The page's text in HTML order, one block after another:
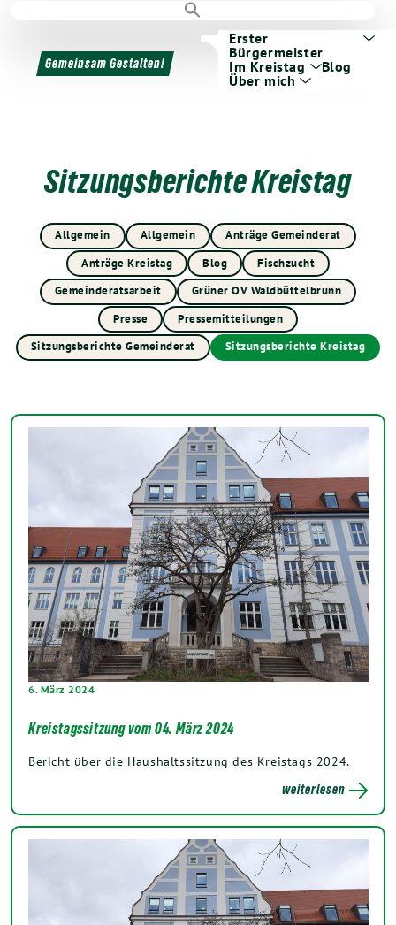
Gemeinsam Gestalten!
Erster
Bürgermeister
Im Kreistag
Blog
Über mich
Sitzungsberichte Kreistag
Allgemein Allgemein
Anträge Gemeinderat
Anträge Kreistag
Blog
Fischzucht
Gemeinderatsarbeit
Grüner OV Waldbüttelbrunn
Presse
Pressemitteilungen
Sitzungsberichte Gemeinderat
Sitzungsberichte Kreistag
6. März 2024
Kreistagssitzung vom 04. März 2024
Bericht über die Haushaltssitzung des Kreistags 2024.
weiterlesen